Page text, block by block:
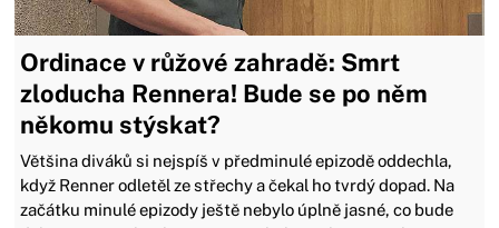
Ordinace v růžové zahradě: Smrt
zloducha Rennera! Bude se po něm
někomu stýskat?
Většina diváků si nejspíš v předminulé epizodě oddechla,
když Renner odletěl ze střechy a čekal ho tvrdý dopad. Na
začátku minulé epizody ještě nebylo úplně jasné, co bude